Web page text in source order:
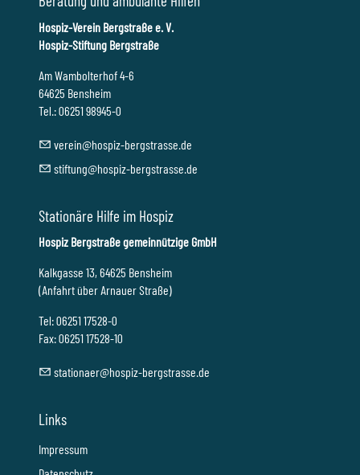
Hospiz-Verein Bergstraße e. V.
Hospiz-Stiftung Bergstraße
Am Wambolterhof 4-6
64625 Bensheim
Tel.: 06251 98945-0
v r n h sp z-b rgstr ss d
stft ng h sp z-b rgstr ss d
Stationäre Hilfe im Hospiz
Hospiz Bergstraße gemeinnützige GmbH
Kalkgasse 13, 64625 Bensheim
(Anfahrt über Arnauer Straße)
Tel: 06251 17528-0
Fax: 06251 17528-10
st t n r h sp z-b rgstr ss d
Links
Impressum